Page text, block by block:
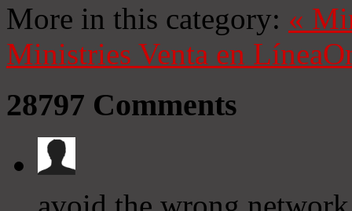
More in this category: «
Ministries Venta en Línea
28797 Comments